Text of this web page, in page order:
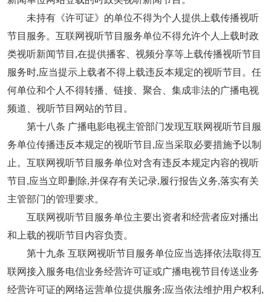
未持有《许可证》的单位不得为个人提供上载传播视听
节目服务。互联网视听节目服务单位不得允许个人上载时政
类视听新闻节目,在提供播客、视频分享等上载传播视听节目
服务时,应当提示上载者不得上载违反本规定的视听节目。任
何单位和个人不得转播、链接、聚合、集成非法的广播电视
频道、视听节目网站的节目。
第十八条 广播电影电视主管部门发现互联网视听节目服
务单位传播违反本规定的视听节目,应当采取必要措施予以制
止。互联网视听节目服务单位对含有违反本规定内容的视听
节目,应当立即删除,并保存有关记录,履行报告义务,落实有关
主管部门的管理要求。
互联网视听节目服务单位主要出资者和经营者应对播出
和上载的视听节目内容负责。
第十九条 互联网视听节目服务单位应当选择依法取得互
联网接入服务电信业务经营许可证或广播电视节目传送业务
经营许可证的网络运营单位提供服务;应当依法维护用户权利,